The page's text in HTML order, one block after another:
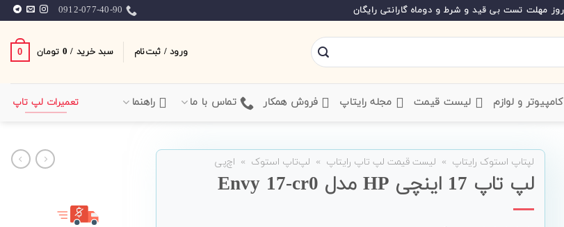
0912-077-40-90
ورود / ثبت‌نام سبد خرید / 0 تومان 0
‌ کامپیوتر و لوازم ‌ لیست قیمت ‌ مجله رایتاپ فروش همکار تماس با ما راهنما تعمیرات لپ تاپ
لپتاپ استوک رایتاپ » لیست قیمت لپ تاپ رایتاپ » لپ‌تاپ استوک » اچ‌پی
لپ تاپ 17 اینچی HP مدل Envy 17-cr0